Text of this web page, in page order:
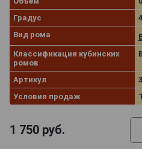
Градус
Вид рома
Классификация кубинских
ромов
Артикул
Условия продаж
1 750 руб.